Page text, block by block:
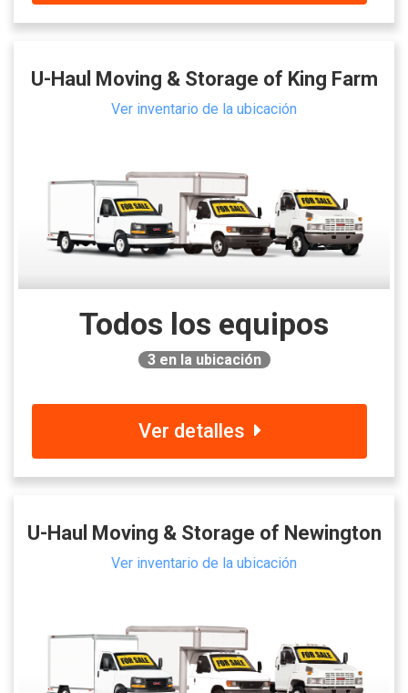
U-Haul Moving & Storage of King Farm
Ver inventario de la ubicación
Todos los equipos
3en la ubicación
Ver detalles
U-Haul Moving & Storage of Newington
Ver inventario de la ubicación